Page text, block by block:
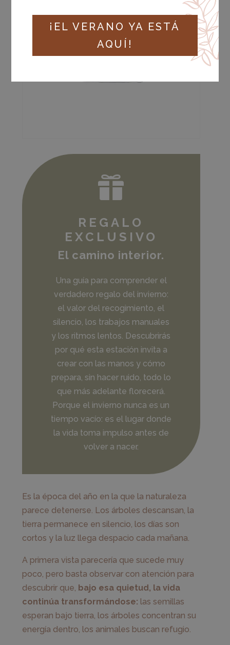

REGALO
EXCLUSIVO
El camino interior.
Una guía para comprender el
verdadero regalo del invierno:
el valor del recogimiento, el
silencio, los trabajos manuales
y los ritmos lentos. Descubrirás
por qué esta estación invita a
crear con las manos y cómo
prepara, sin hacer ruido, todo lo
que más adelante florecerá.
Porque el invierno nunca es un
tiempo vacío: es el lugar donde
la vida toma impulso antes de
volver a nacer.
Es la época del año en la que la naturaleza
parece detenerse. Los árboles descansan, la
tierra permanece en silencio, los días son
cortos y la luz llega despacio cada mañana.
A primera vista parecería que sucede muy
poco, pero basta observar con atención para
descubrir que, bajo esa quietud, la vida
continúa transformándose: las semillas
esperan bajo tierra, los árboles concentran su
energía dentro, los animales buscan refugio.
¡EL VERANO YA ESTÁ
AQUÍ!